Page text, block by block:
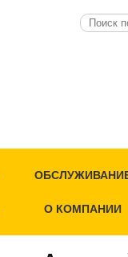
О КОМПАНИИ